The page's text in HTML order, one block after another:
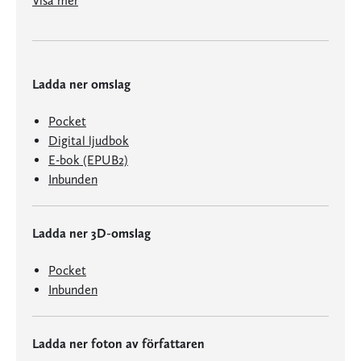
Ladda ner omslag
Pocket
Digital ljudbok
E-bok (EPUB2)
Inbunden
Ladda ner 3D-omslag
Pocket
Inbunden
Ladda ner foton av författaren